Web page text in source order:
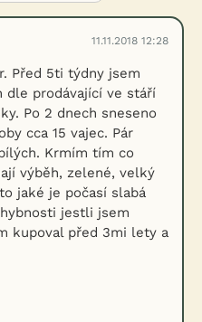
11.11.2018 12:28
Před 5ti týdny jsem
dle prodávající ve stáří
Po 2 dnech sneseno
cca 15 vajec. Pár
Krmím tím co
výběh, zelené, velký
jaké je počasí slabá
jestli jsem
kupoval před 3mi lety a